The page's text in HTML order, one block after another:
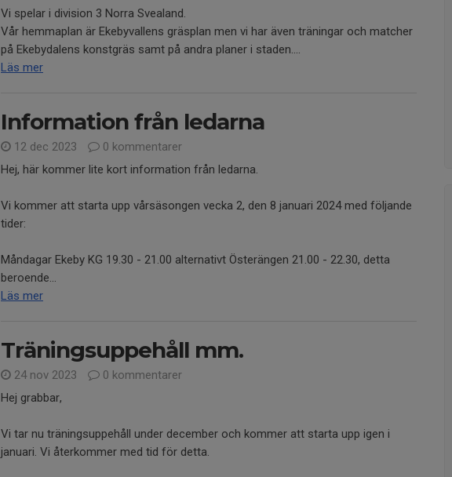
Vi spelar i division 3 Norra Svealand.
Vår hemmaplan är Ekebyvallens gräsplan men vi har även träningar och matcher
på Ekebydalens konstgräs samt på andra planer i staden....
Läs mer
Information från ledarna
12 dec 2023
0 kommentarer
Hej, här kommer lite kort information från ledarna.
Vi kommer att starta upp vårsäsongen vecka 2, den 8 januari 2024 med följande
tider:
Måndagar Ekeby KG 19.30 - 21.00 alternativt Österängen 21.00 - 22.30, detta
beroende...
Läs mer
Träningsuppehåll mm.
24 nov 2023
0 kommentarer
Hej grabbar,
Vi tar nu träningsuppehåll under december och kommer att starta upp igen i
januari. Vi återkommer med tid för detta.